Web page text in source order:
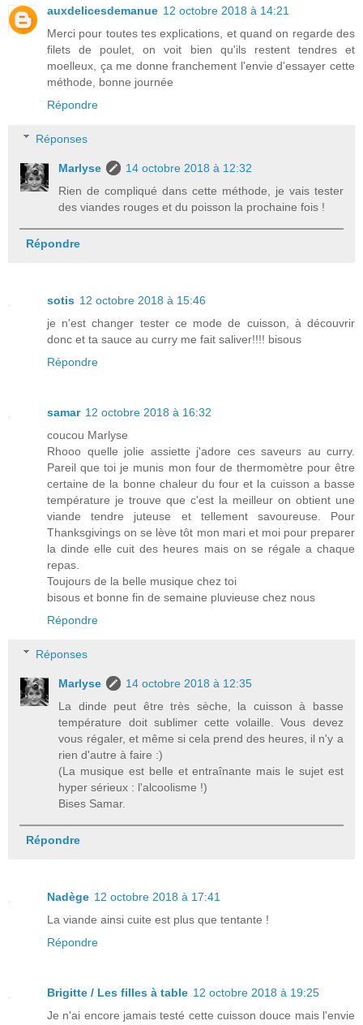
auxdelicesdemanue 12 octobre 2018 à 14:21
Merci pour toutes tes explications, et quand on regarde des
filets de poulet, on voit bien qu'ils restent tendres et
moelleux, ça me donne franchement l'envie d'essayer cette
méthode, bonne journée
Répondre
Réponses
Marlyse
14 octobre 2018 à 12:32
Rien de compliqué dans cette méthode, je vais tester
des viandes rouges et du poisson la prochaine fois !
Répondre
sotis 12 octobre 2018 à 15:46
je n'est changer tester ce mode de cuisson, à découvrir
donc et ta sauce au curry me fait saliver!!!! bisous
Répondre
samar 12 octobre 2018 à 16:32
coucou Marlyse
Rhooo quelle jolie assiette j'adore ces saveurs au curry.
Pareil que toi je munis mon four de thermomètre pour être
certaine de la bonne chaleur du four et la cuisson a basse
température je trouve que c'est la meilleur on obtient une
viande tendre juteuse et tellement savoureuse. Pour
Thanksgivings on se lève tôt mon mari et moi pour preparer
la dinde elle cuit des heures mais on se régale a chaque
repas.
Toujours de la belle musique chez toi
bisous et bonne fin de semaine pluvieuse chez nous
Répondre
Réponses
Marlyse
14 octobre 2018 à 12:35
La dinde peut être très sèche, la cuisson à basse
température doit sublimer cette volaille. Vous devez
vous régaler, et même si cela prend des heures, il n'y a
rien d'autre à faire :)
(La musique est belle et entraînante mais le sujet est
hyper sérieux : l'alcoolisme !)
Bises Samar.
Répondre
Nadège 12 octobre 2018 à 17:41
La viande ainsi cuite est plus que tentante !
Répondre
Brigitte / Les filles à table 12 octobre 2018 à 19:25
Je n'ai encore jamais testé cette cuisson douce mais l'envie